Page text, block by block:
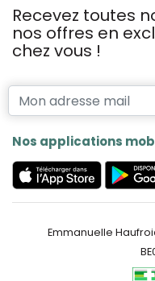
Recevez toutes
nos offres en
chez vous !
Nos applications
Emmanuelle